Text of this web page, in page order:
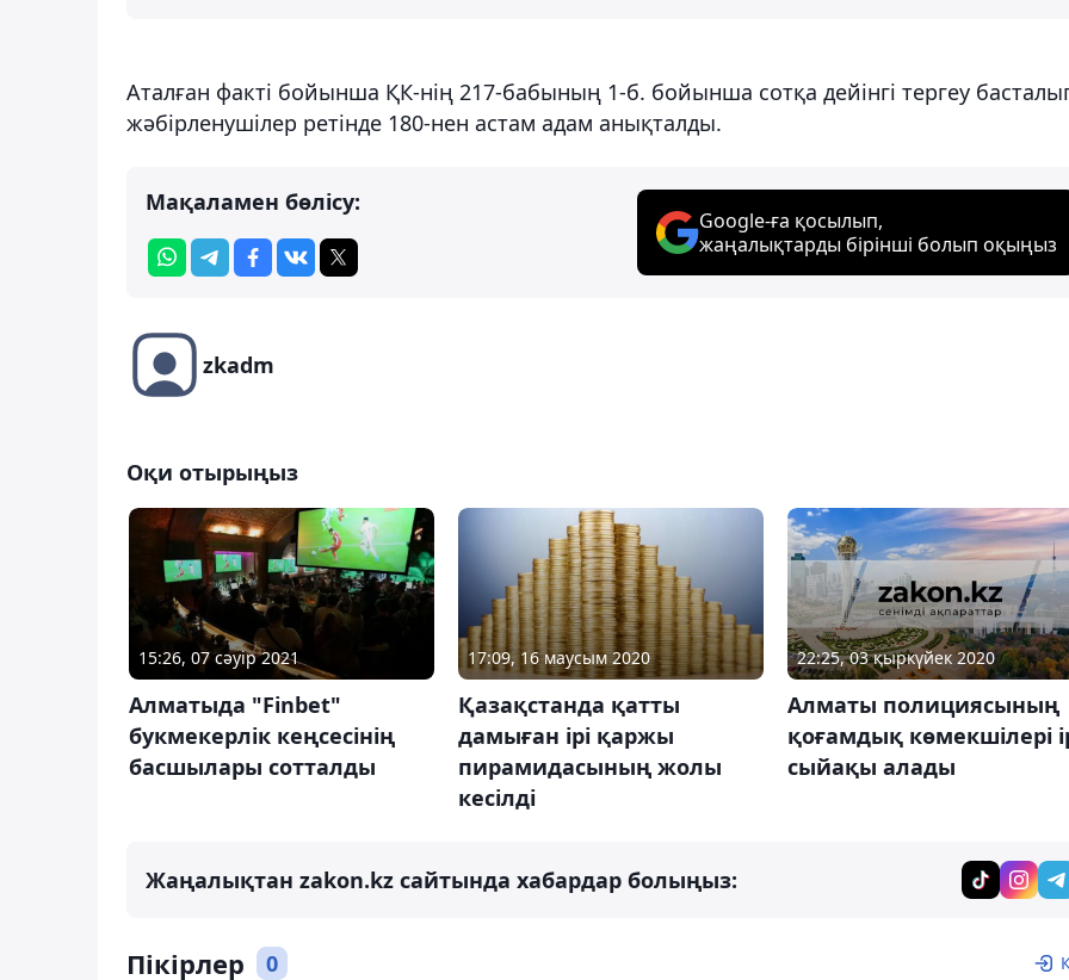
Аталған факті бойынша ҚК-нің 217-бабының 1-б. бойынша сотқа дейінгі тергеу
жәбірленушілер ретінде 180-нен астам адам анықталды.
Мақаламен бөлісу:
Google-ға қосылып,
жаңалықтарды бірінші болып оқыңыз
zkadm
Оқи отырыңыз
15:26, 07 сәуір 2021
Алматыда "Finbet"
букмекерлік кеңсесінің
басшылары сотталды
17:09, 16 маусым 2020
Қазақстанда қатты
дамыған ірі қаржы
пирамидасының жолы
кесілді
22:25, 03 қыркүйек 2020
Алматы полициясының
қоғамдық көмекшілері
сыйақы алады
Жаңалықтан zakon.kz сайтында хабардар болыңыз:
Пікірлер 0